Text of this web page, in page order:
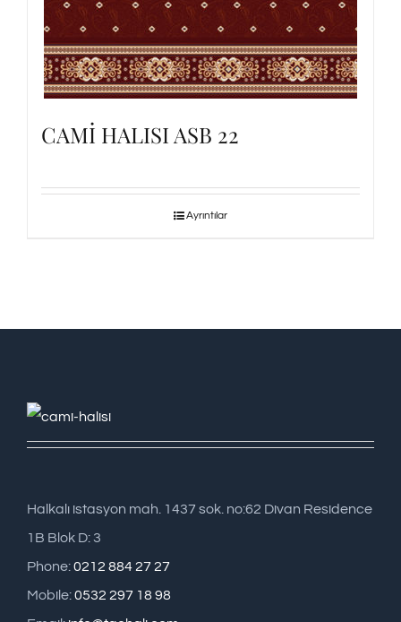
CAMİ HALISI ASB 22
Ayrıntılar
Halkalı istasyon mah. 1437 sok. no:62 Divan Residence
1B Blok D: 3
Phone:0212 884 27 27
Mobile:0532 297 18 98